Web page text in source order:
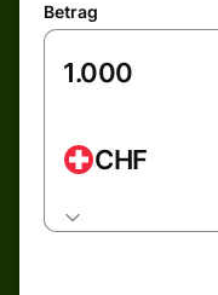
Betrag
CHF